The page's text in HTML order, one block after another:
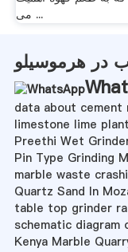
می ...
data about cement
limestone lime
Preethi Wet
Pin Type Grinding
marble waste
Quartz Sand In
table top grinder
schematic diagram
Kenya Marble